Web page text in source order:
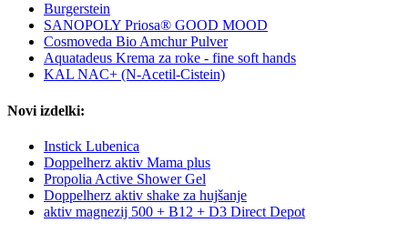
Burgerstein
SANOPOLY Priosa® GOOD MOOD
Cosmoveda Bio Amchur Pulver
Aquatadeus Krema za roke - fine soft hands
KAL NAC+ (N-Acetil-Cistein)
Novi izdelki:
Instick Lubenica
Doppelherz aktiv Mama plus
Propolia Active Shower Gel
Doppelherz aktiv shake za hujšanje
aktiv magnezij 500 + B12 + D3 Direct Depot